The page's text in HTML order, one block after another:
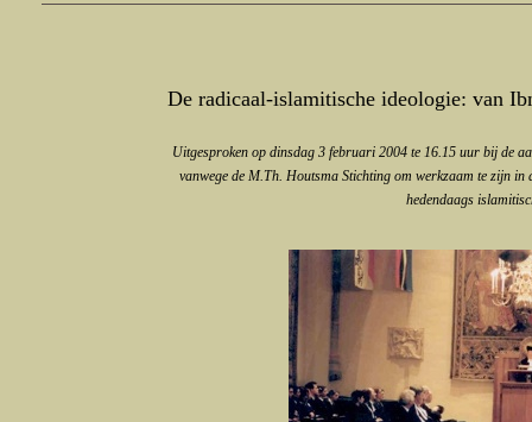
De radicaal-islamitische ideologie: van
Uitgesproken op dinsdag 3 februari 2004 te 16.15 uur bij de
vanwege de M.Th. Houtsma Stichting om werkzaam te zijn in
hedendaags